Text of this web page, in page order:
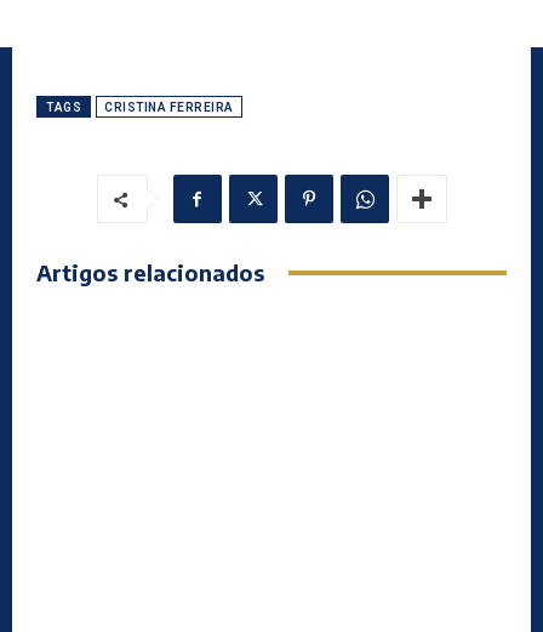
TAGS CRISTINA FERREIRA
Artigos relacionados